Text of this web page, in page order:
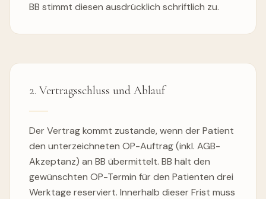
BB stimmt diesen ausdrücklich schriftlich zu.
2. Vertragsschluss und Ablauf
Der Vertrag kommt zustande, wenn der Patient
den unterzeichneten OP-Auftrag (inkl. AGB-
Akzeptanz) an BB übermittelt. BB hält den
gewünschten OP-Termin für den Patienten drei
Werktage reserviert. Innerhalb dieser Frist muss